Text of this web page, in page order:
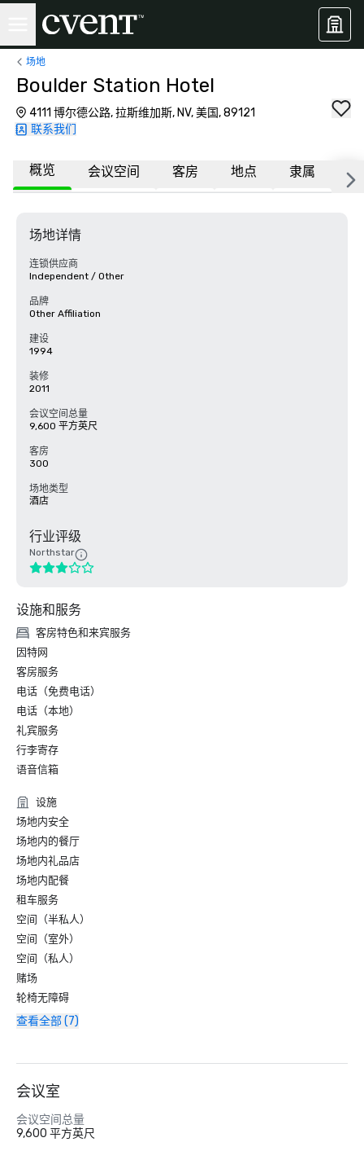
场地
Boulder Station Hotel
4111 博尔德公路, 拉斯维加斯, NV, 美国, 89121
联系我们
概览 会议空间 客房 地点 隶属 更
场地详情
连锁供应商
Independent / Other
品牌
Other Affiliation
建设
1994
装修
2011
会议空间总量
9,600 平方英尺
客房
300
场地类型
酒店
行业评级
Northstar
设施和服务
客房特色和来宾服务
因特网
客房服务
电话（免费电话）
电话（本地）
礼宾服务
行李寄存
语音信箱
设施
场地内安全
场地内的餐厅
场地内礼品店
场地内配餐
租车服务
空间（半私人）
空间（室外）
空间（私人）
赌场
轮椅无障碍
查看全部 (7)
会议室
会议空间总量
9,600 平方英尺